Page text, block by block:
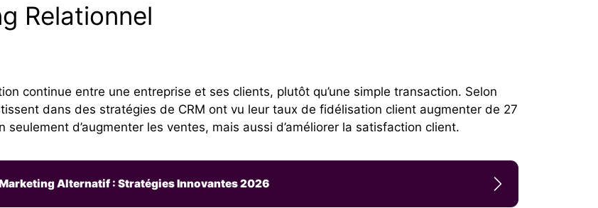
Relationnel
continue entre une entreprise et ses clients, plutôt qu’une simple transaction. Selon
dans des stratégies de CRM ont vu leur taux de fidélisation client augmenter de 27
d’augmenter les ventes, mais aussi d’améliorer la satisfaction client.
Alternatif : Stratégies Innovantes 2026